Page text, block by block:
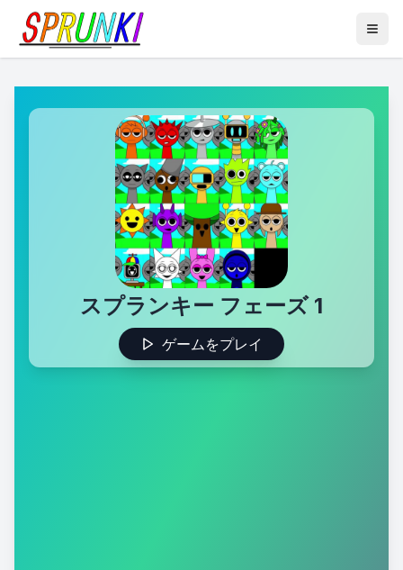
スプランキー フェーズ 1
ゲームをプレイ